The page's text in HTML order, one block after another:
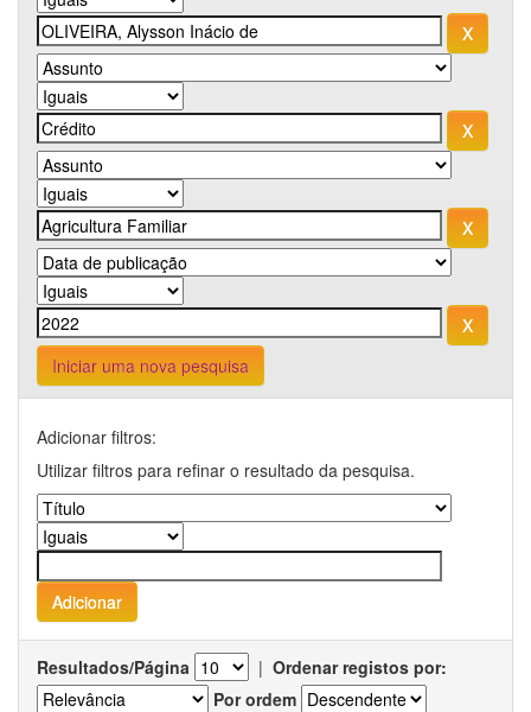
Iniciar uma nova pesquisa
Adicionar filtros:
Utilizar filtros para refinar o resultado da pesquisa.
Resultados/Página | Ordenar registos por:
Por ordem